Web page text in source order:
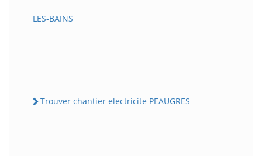
LES-BAINS
Trouver chantier electricite PEAUGRES